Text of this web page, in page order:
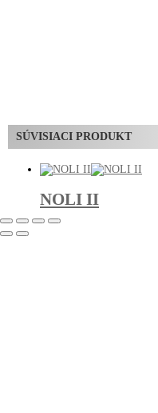
SÚVISIACI PRODUKT
NOLI II